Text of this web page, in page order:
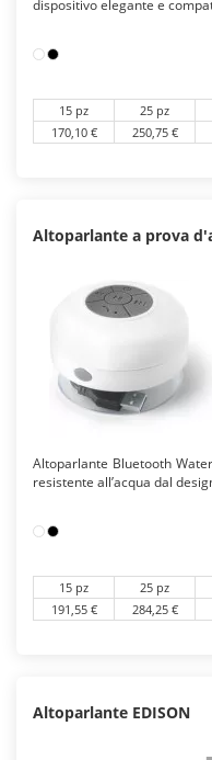
dispositivo elegante e
15 pz 25 pz
170,10 €
250,75 €
Altoparlante a prova
Altoparlante Bluetooth
resistente all’acqua dal
15 pz 25 pz
191,55 €
284,25 €
Altoparlante EDISON